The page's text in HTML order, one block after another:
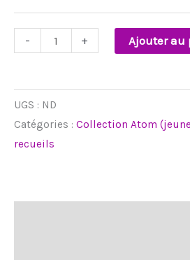
- + Ajouter au
UGS : ND
Catégories : Collection Atom
recueils